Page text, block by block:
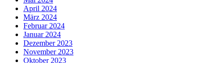
April 2024
März 2024
Februar 2024
Januar 2024
Dezember 2023
November 2023
Oktober 2023